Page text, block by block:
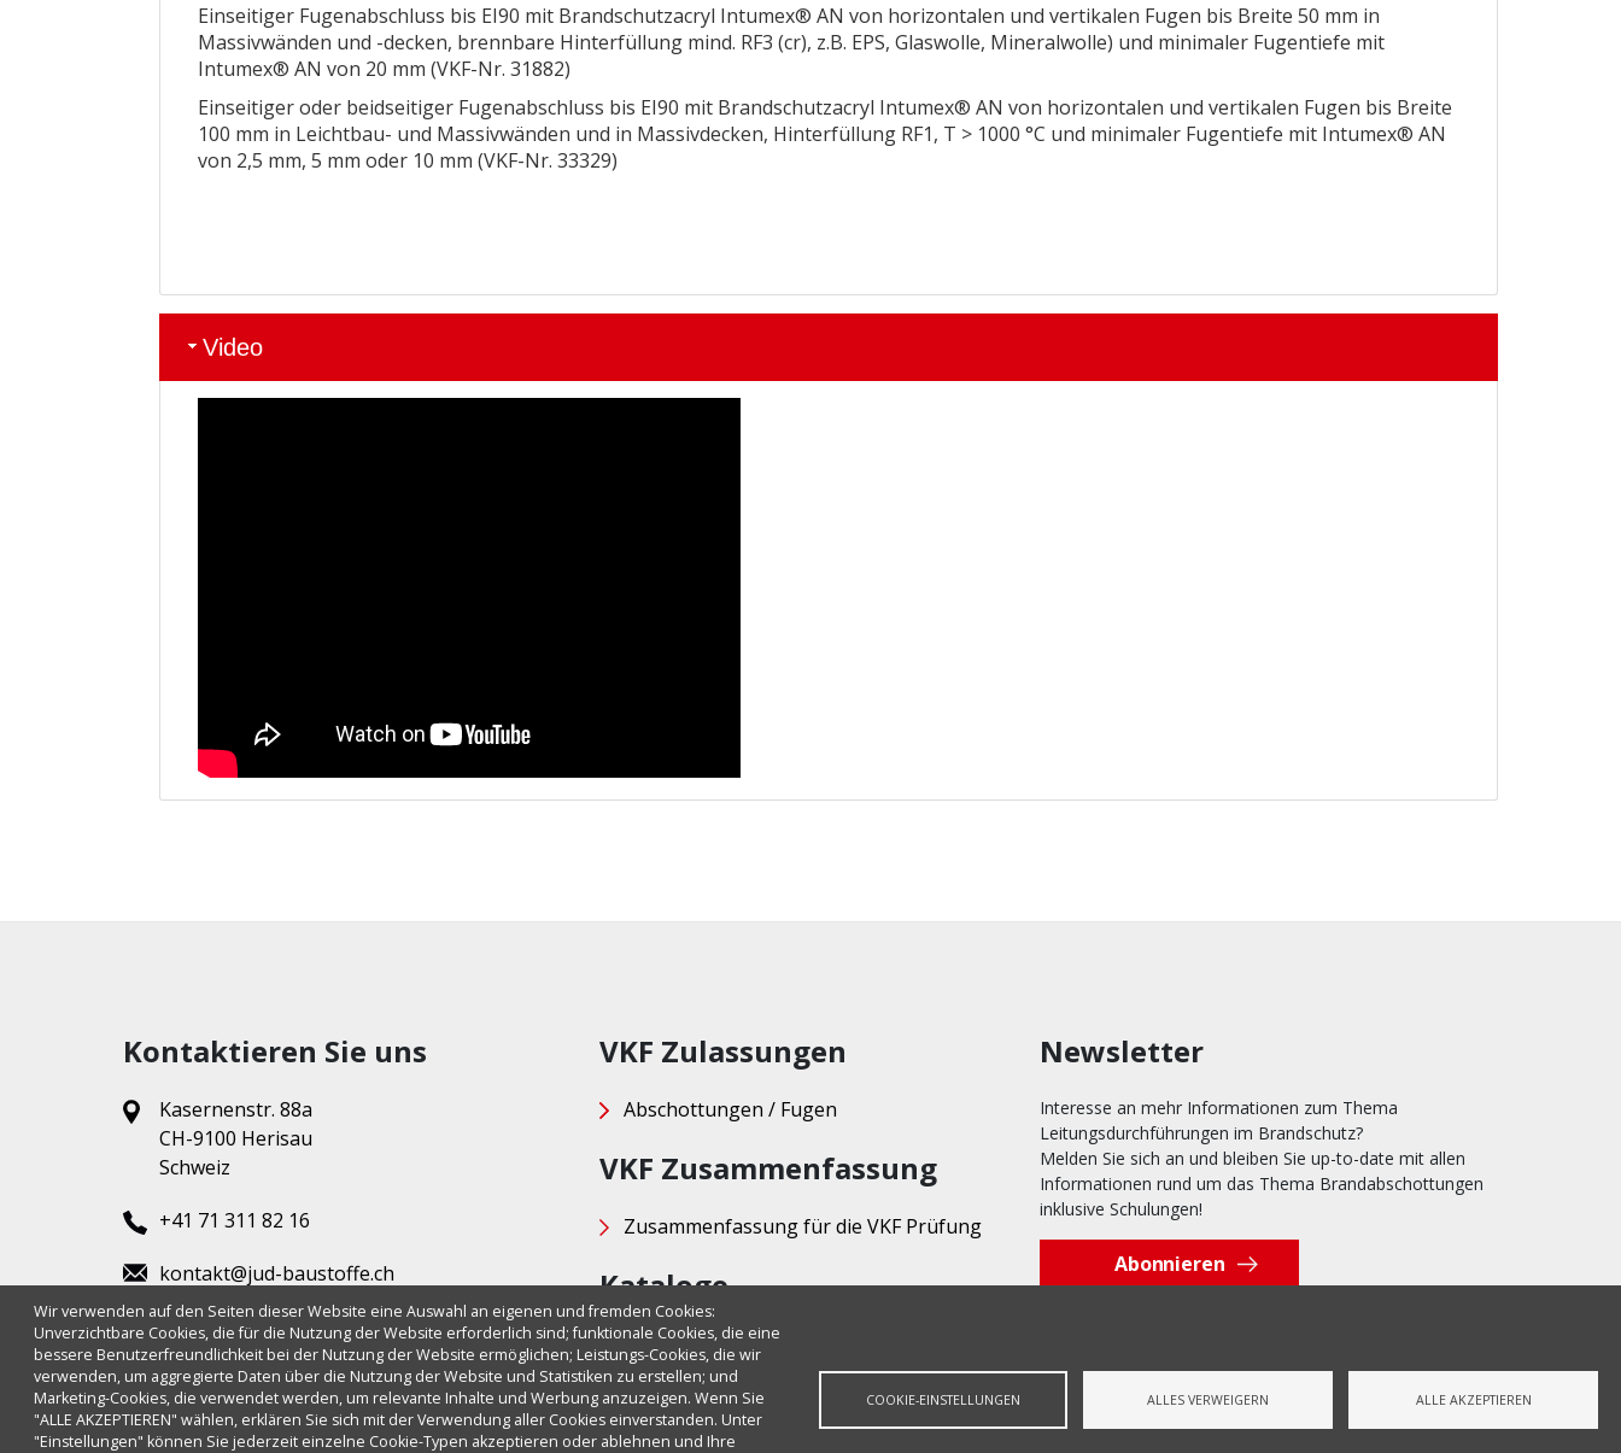
Einseitiger Fugenabschluss bis EI90 mit Brandschutzacryl Intumex® AN von horizontalen und vertikalen Fugen bis Breite 50 mm in
Massivwänden und -decken, brennbare Hinterfüllung mind. RF3 (cr), z.B. EPS, Glaswolle, Mineralwolle) und minimaler Fugentiefe mit
Intumex® AN von 20 mm (VKF-Nr. 31882)
Einseitiger oder beidseitiger Fugenabschluss bis EI90 mit Brandschutzacryl Intumex® AN von horizontalen und vertikalen Fugen bis Breite
100 mm in Leichtbau- und Massivwänden und in Massivdecken, Hinterfüllung RF1, T > 1000 °C und minimaler Fugentiefe mit Intumex® AN
von 2,5 mm, 5 mm oder 10 mm (VKF-Nr. 33329)
Video
Kontaktieren Sie uns
Kasernenstr. 88a
CH-9100 Herisau
Schweiz
+41 71 311 82 16
kontakt@jud-baustoffe.ch
Mo. - Fr.
7.15 - 12.00 Uhr
13.00 - 17.15 Uhr
VKF Zulassungen
Abschottungen / Fugen
VKF Zusammenfassung
Zusammenfassung für die VKF Prüfung
Kataloge
Brandschutz
Abdichtungen
Newsletter
Interesse an mehr Informationen zum Thema
Leitungsdurchführungen im Brandschutz?
Melden Sie sich an und bleiben Sie up-to-date mit allen
Informationen rund um das Thema Brandabschottungen
inklusive Schulungen!
Abonnieren
Wir verwenden auf den Seiten dieser Website eine Auswahl an eigenen und fremden Cookies:
Unverzichtbare Cookies, die für die Nutzung der Website erforderlich sind; funktionale Cookies, die eine
bessere Benutzerfreundlichkeit bei der Nutzung der Website ermöglichen; Leistungs-Cookies, die wir
verwenden, um aggregierte Daten über die Nutzung der Website und Statistiken zu erstellen; und
Marketing-Cookies, die verwendet werden, um relevante Inhalte und Werbung anzuzeigen. Wenn Sie
"ALLE AKZEPTIEREN" wählen, erklären Sie sich mit der Verwendung aller Cookies einverstanden. Unter
"Einstellungen" können Sie jederzeit einzelne Cookie-Typen akzeptieren oder ablehnen und Ihre
COOKIE-EINSTELLUNGEN ALLES VERWEIGERN ALLE AKZEPTIEREN